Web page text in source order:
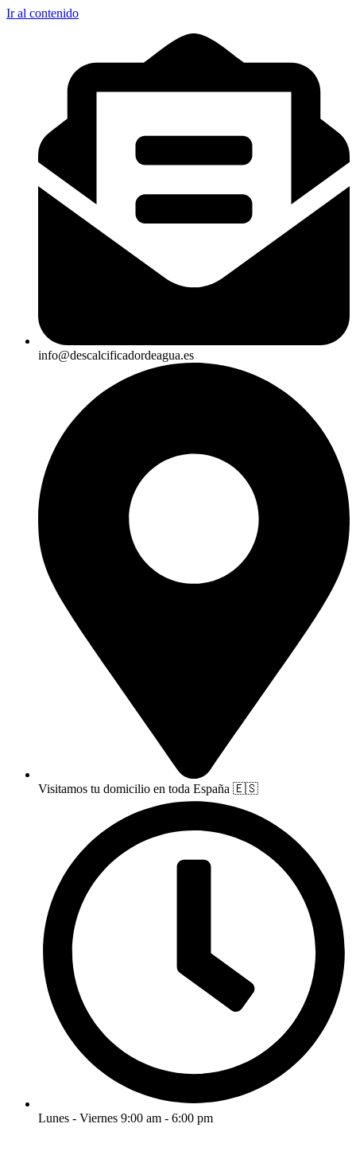
Ir al contenido
info@descalcificadordeagua.es
Visitamos tu domicilio en toda España 🇪🇸
Lunes - Viernes 9:00 am - 6:00 pm